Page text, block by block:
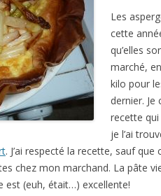
Les
cette
qu’elles
marché,
kilo pour
dernier. Je
recette qui
je l’ai
. J’ai respecté la recette, sauf que
chez mon marchand. La pâte
est (euh, était…) excellente!